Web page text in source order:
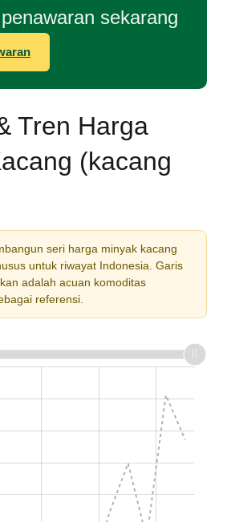
sekarang
Tren Harga
(kacang
seri harga minyak kacang
untuk riwayat Indonesia. Garis
adalah acuan komoditas
referensi.